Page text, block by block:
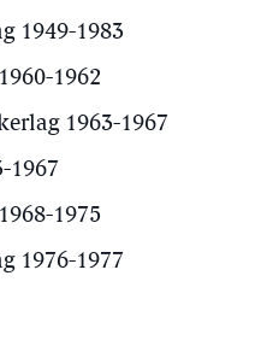
1949-1983
1962
1963-1967
1967
1975
1976-1977